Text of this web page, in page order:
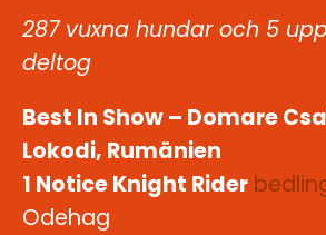
287 vuxna hundar och 5
deltog
Best In Show – Domare
Lokodi, Rumänien
1 Notice Knight Rider
Odehag